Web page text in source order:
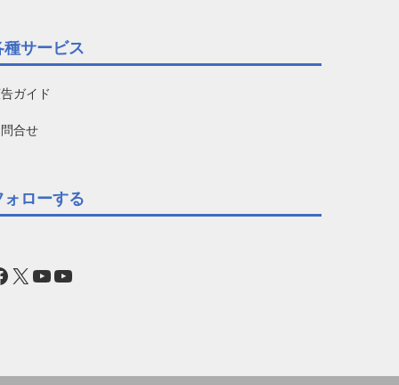
サービス
ガイド
合せ
ォローする
X YouTube
YouTube